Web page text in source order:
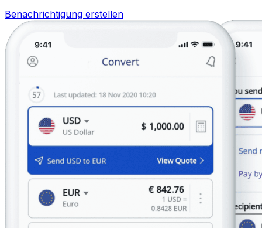
Benachrichtigung erstellen